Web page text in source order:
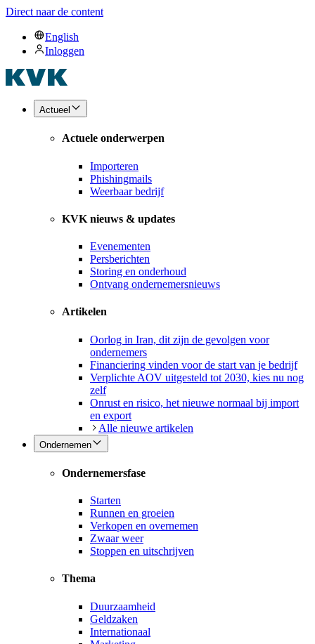
Direct naar de content
English
Inloggen
Actueel
Actuele onderwerpen
Importeren
Phishingmails
Weerbaar bedrijf
KVK nieuws & updates
Evenementen
Persberichten
Storing en onderhoud
Ontvang ondernemersnieuws
Artikelen
Oorlog in Iran, dit zijn de gevolgen voor
ondernemers
Financiering vinden voor de start van je bedrijf
Verplichte AOV uitgesteld tot 2030, kies nu nog
zelf
Onrust en risico, het nieuwe normaal bij import
en export
Alle nieuwe artikelen
Ondernemen
Ondernemersfase
Starten
Runnen en groeien
Verkopen en overnemen
Zwaar weer
Stoppen en uitschrijven
Thema
Duurzaamheid
Geldzaken
Internationaal